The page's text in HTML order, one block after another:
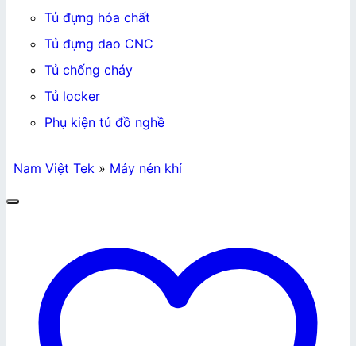
Tủ đựng hóa chất
Tủ đựng dao CNC
Tủ chống cháy
Tủ locker
Phụ kiện tủ đồ nghề
Nam Việt Tek» Máy nén khí